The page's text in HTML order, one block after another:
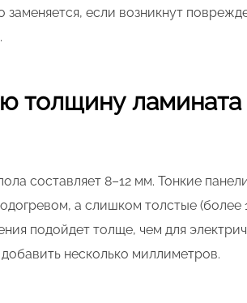
если возникнут
толщину ламината
составляет 8–12 мм. Тонкие
а слишком толстые
подойдет толще, чем для
несколько миллиметров.